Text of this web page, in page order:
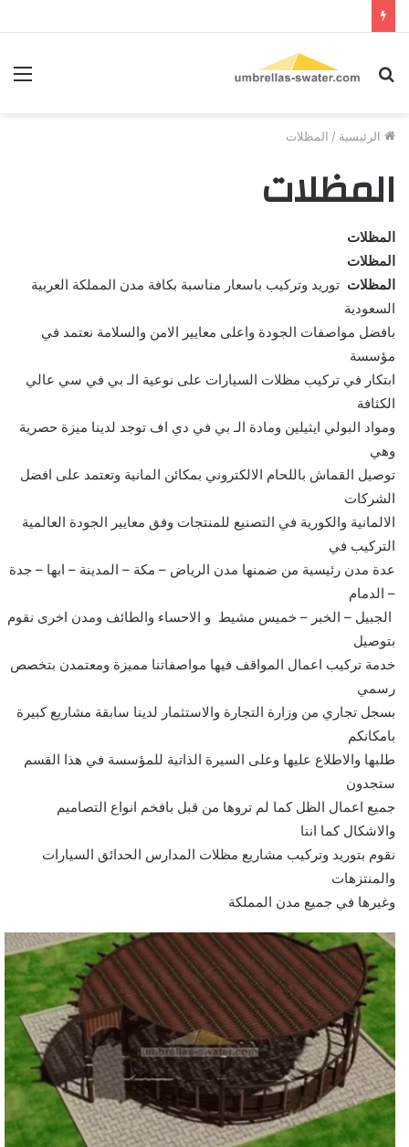
بحث
الرئيسية / المظلات
المظلات
المظلات
المظلات
المظلات توريد وتركيب باسعار مناسبة بكافة مدن المملكة العربية
السعودية
بافضل مواصفات الجودة واعلى معايير الامن والسلامة نعتمد في
مؤسسة
ابتكار في تركيب مظلات السيارات على نوعية الـ بي في سي عالي
الكثافة
ومواد البولي ايثيلين ومادة الـ بي في دي اف توجد لدينا ميزة حصرية
وهي
توصيل القماش باللحام الالكتروني بمكائن المانية وتعتمد على افضل
الشركات
الالمانية والكورية في التصنيع للمنتجات وفق معايير الجودة العالمية
التركيب في
عدة مدن رئيسية من ضمنها مدن الرياض – مكة – المدينة – ابها – جدة
– الدمام
الجبيل – الخبر – خميس مشيط و الاحساء والطائف ومدن اخرى نقوم
بتوصيل
خدمة تركيب اعمال المواقف فيها مواصفاتنا مميزة ومعتمدن بتخصص
رسمي
بسجل تجاري من وزارة التجارة والاستثمار لدينا سابقة مشاريع كبيرة
بامكانكم
طلبها والاطلاع عليها وعلى السيرة الذاتية للمؤسسة في هذا القسم
ستجدون
جميع اعمال الظل كما لم تروها من قبل بافخم انواع التصاميم
والاشكال كما اننا
نقوم بتوريد وتركيب مشاريع مظلات المدارس الحدائق السيارات
والمنتزهات
وغيرها في جميع مدن المملكة